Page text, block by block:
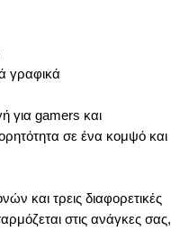
γραφικά
για gamers και
σε ένα κομψό και
και τρεις διαφορετικές
στις ανάγκες σας,